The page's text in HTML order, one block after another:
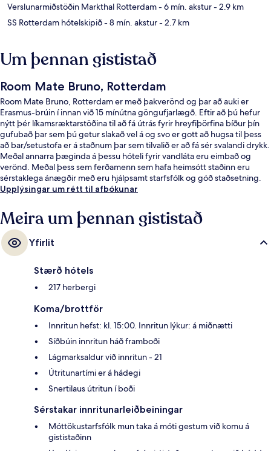
Verslunarmiðstöðin Markthal Rotterdam- 6 mín. akstur- 2.9 km
SS Rotterdam hótelskipið- 8 mín. akstur- 2.7 km
Um þennan gististað
Room Mate Bruno, Rotterdam
Room Mate Bruno, Rotterdam er með þakverönd og þar að auki er
Erasmus-brúin í innan við 15 mínútna göngufjarlægð. Eftir að þú hefur
nýtt þér líkamsræktarstöðina til að fá útrás fyrir hreyfiþörfina bíður þín
gufubað þar sem þú getur slakað vel á og svo er gott að hugsa til þess
að bar/setustofa er á staðnum þar sem tilvalið er að fá sér svalandi drykk.
Meðal annarra þæginda á þessu hóteli fyrir vandláta eru eimbað og
verönd. Meðal þess sem ferðamenn sem hafa heimsótt staðinn eru
sérstaklega ánægðir með eru hjálpsamt starfsfólk og góð staðsetning.
Upplýsingar um rétt til afbókunar
Meira um þennan gististað
Yfirlit
Stærð hótels
217 herbergi
Koma/brottför
Innritun hefst: kl. 15:00. Innritun lýkur: á miðnætti
Síðbúin innritun háð framboði
Lágmarksaldur við innritun - 21
Útritunartími er á hádegi
Snertilaus útritun í boði
Sérstakar innritunarleiðbeiningar
Móttökustarfsfólk mun taka á móti gestum við komu á
gististaðinn